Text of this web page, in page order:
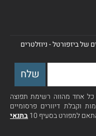
של ביזפורטל - ניוזלטרים
אחד מהווה רשימת תפוצה
וקבלת דיוורים פרסומיים
למפורט בסעיף 10
בתנאי